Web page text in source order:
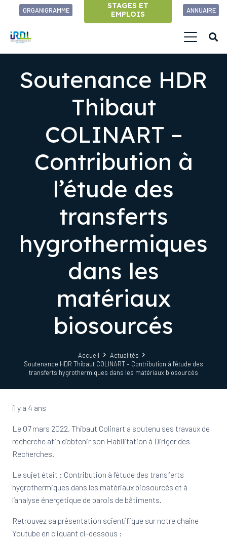
ORGANIGRAMME
STAGES ET
EMPLOIS
ANNUAIRE
Soutenance HDR
Thibaut
COLINART –
Contribution à
l’étude des
transferts
hygrothermiques
dans les
matériaux
biosourcés
Accueil
Actualités
Soutenance HDR Thibaut COLINART – Contribution à l’étude des
transferts hygrothermiques dans les matériaux biosourcés
il y a 4 ans
Le 07 mars 2022, Thibaut Colinart a soutenu ses travaux de
recherche afin d’obtenir son Habilitation à Diriger des
Recherches.
Le sujet était : Contribution à l’étude des transferts
hygrothermiques dans les matériaux biosourcés et à
l’analyse énergétique de parois de bâtiments.
Retrouvez sa présentation scientifique sur notre chaîne
Youtube en cliquant ci-dessous :